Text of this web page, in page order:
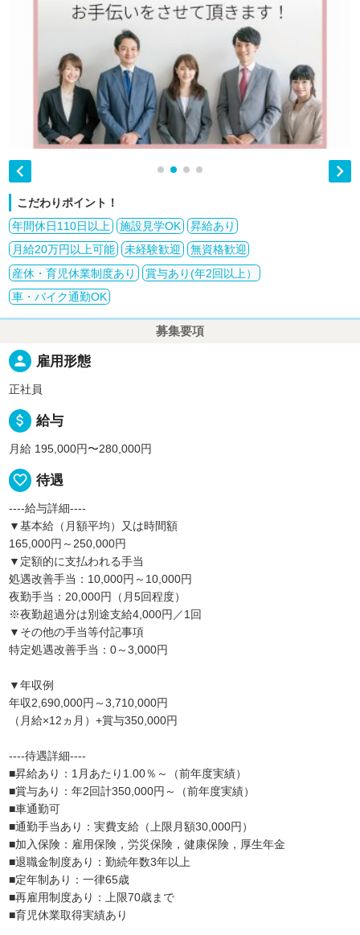
 
こだわりポイント！
年間休日110日以上
施設見学OK
昇給あり
月給20万円以上可能
未経験歓迎
無資格歓迎
産休・育児休業制度あり
賞与あり(年2回以上）
車・バイク通勤OK
募集要項
person 雇用形態
正社員
attach_money 給与
月給 195,000円〜280,000円
favorite_border 待遇
----給与詳細----
▼基本給（月額平均）又は時間額
165,000円～250,000円
▼定額的に支払われる手当
処遇改善手当：10,000円～10,000円
夜勤手当：20,000円（月5回程度）
※夜勤超過分は別途支給4,000円／1回
▼その他の手当等付記事項
特定処遇改善手当：0～3,000円
▼年収例
年収2,690,000円～3,710,000円
（月給×12ヵ月）+賞与350,000円
----待遇詳細----
■昇給あり：1月あたり1.00％～（前年度実績）
■賞与あり：年2回計350,000円～（前年度実績）
■車通勤可
■通勤手当あり：実費支給（上限月額30,000円）
■加入保険：雇用保険，労災保険，健康保険，厚生年金
■退職金制度あり：勤続年数3年以上
■定年制あり：一律65歳
■再雇用制度あり：上限70歳まで
■育児休業取得実績あり